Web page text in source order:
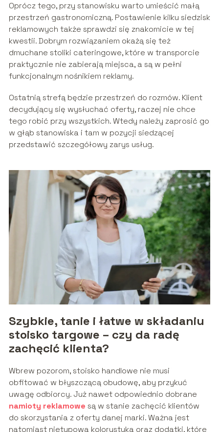
Oprócz tego, przy stanowisku warto umieścić małą
przestrzeń gastronomiczną. Postawienie kilku siedzisk
reklamowych także sprawdzi się znakomicie w tej
kwestii. Dobrym rozwiązaniem okażą się też
dmuchane stoliki cateringowe, które w transporcie
praktycznie nie zabierają miejsca, a są w pełni
funkcjonalnym nośnikiem reklamy.
Ostatnią strefą będzie przestrzeń do rozmów. Klient
decydujący się wysłuchać oferty, raczej nie chce
tego robić przy wszystkich. Wtedy należy zaprosić go
w głąb stanowiska i tam w pozycji siedzącej
przedstawić szczegółowy zarys usług.
Szybkie, tanie i łatwe w składaniu
stoisko targowe – czy da radę
zachęcić klienta?
Wbrew pozorom, stoisko handlowe nie musi
obfitować w błyszczącą obudowę, aby przykuć
uwagę odbiorcy. Już nawet odpowiednio dobrane
namioty reklamowe są w stanie zachęcić klientów
do skorzystania z oferty danej marki. Ważna jest
natomiast nietypowa kolorystyka oraz dodatki, które